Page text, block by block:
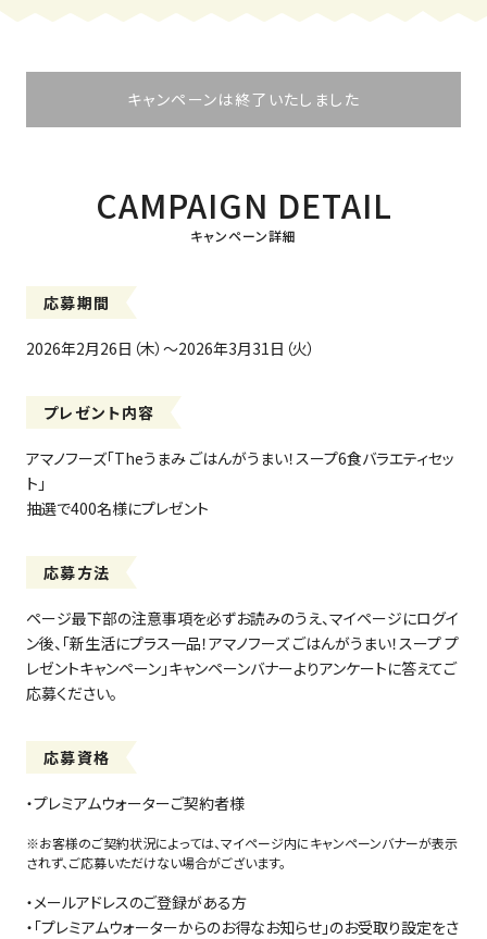
キャンペーンは終了いたしました
CAMPAIGN DETAIL
応募期間
2026年2月26日（木）～2026年3月31日（火）
プレゼント内容
アマノフーズ「Theうまみ ごはんがうまい！スープ6食バラエティセッ
ト」
抽選で400名様にプレゼント
応募方法
ページ最下部の注意事項を必ずお読みのうえ、マイページにログイ
ン後、「新生活にプラス一品！アマノフーズ ごはんがうまい！スープ プ
レゼントキャンペーン」キャンペーンバナーよりアンケートに答えてご
応募ください。
応募資格
・プレミアムウォーターご契約者様
※お客様のご契約状況によっては、マイページ内にキャンペーンバナーが表示
されず、ご応募いただけない場合がございます。
・メールアドレスのご登録がある方
・「プレミアムウォーターからのお得なお知らせ」のお受取り設定をさ